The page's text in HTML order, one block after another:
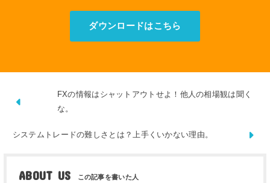
ダウンロードはこちら
FXの情報はシャットアウトせよ！他人の相場観は聞く
な。
システムトレードの難しさとは？上手くいかない理由。
ABOUT US